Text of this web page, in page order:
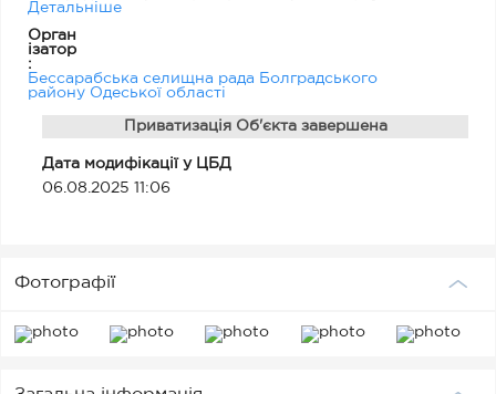
Центральна, буд. 21
Детальніше
Орган
ізатор
:
Бессарабська селищна рада Болградського
району Одеської області
Приватизація Об'єкта завершена
Дата модифікації у ЦБД
06.08.2025 11:06
Фотографії